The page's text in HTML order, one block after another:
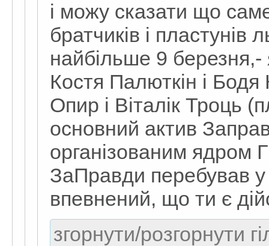
і можу сказати що
братчиків і пластунів
найбільше 9
Костя Палюткін і
Опир і Віталік Троць
основний актив
організованим ядром
ЗаПравди перебував
впевнений, що ти є
згорнути/розгорнути